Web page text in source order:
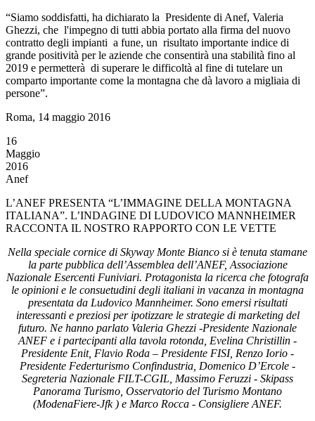
“Siamo soddisfatti, ha dichiarato la Presidente di Anef, Valeria
Ghezzi, che l'impegno di tutti abbia portato alla firma del nuovo
contratto degli impianti a fune, un risultato importante indice di
grande positività per le aziende che consentirà una stabilità fino al
2019 e permetterà di superare le difficoltà al fine di tutelare un
comparto importante come la montagna che dà lavoro a migliaia di
persone”.
Roma, 14 maggio 2016
16
Maggio
2016
Anef
L’ANEF PRESENTA “L’IMMAGINE DELLA MONTAGNA
ITALIANA”. L’INDAGINE DI LUDOVICO MANNHEIMER
RACCONTA IL NOSTRO RAPPORTO CON LE VETTE
Nella speciale cornice di Skyway Monte Bianco si è tenuta stamane
la parte pubblica dell’Assemblea dell’ANEF, Associazione
Nazionale Esercenti Funiviari. Protagonista la ricerca che fotografa
le opinioni e le consuetudini degli italiani in vacanza in montagna
presentata da Ludovico Mannheimer. Sono emersi risultati
interessanti e preziosi per ipotizzare le strategie di marketing del
futuro. Ne hanno parlato Valeria Ghezzi -Presidente Nazionale
ANEF e i partecipanti alla tavola rotonda, Evelina Christillin -
Presidente Enit, Flavio Roda – Presidente FISI, Renzo Iorio -
Presidente Federturismo Confindustria, Domenico D’Ercole -
Segreteria Nazionale FILT-CGIL, Massimo Feruzzi - Skipass
Panorama Turismo, Osservatorio del Turismo Montano
(ModenaFiere-Jfk ) e Marco Rocca - Consigliere ANEF.